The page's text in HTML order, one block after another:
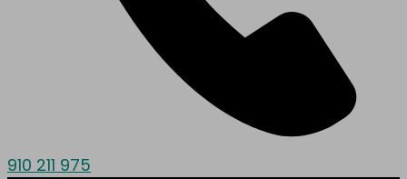
910 211 975